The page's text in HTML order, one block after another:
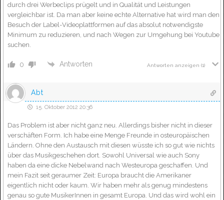
durch drei Werbeclips prügelt und in Qualität und Leistungen
vergleichbar ist. Da man aber keine echte Alternative hat wird man den
Besuch der Label-Videoplattformen auf das absolut notwendigste
Minimum zu reduzieren, und nach Wegen zur Umgehung bei Youtube
suchen.
0 Antworten Antworten anzeigen (1)
Abt
15. Oktober 2012 20:36
Das Problem ist aber nicht ganz neu. Allerdings bisher nicht in dieser
verschäften Form. Ich habe eine Menge Freunde in osteuropäischen
Ländern. Ohne den Austausch mit diesen wüsste ich so gut wie nichts
über das Musikgeschehen dort. Sowohl Universal wie auch Sony
haben da eine dicke Nebelwand nach Westeuropa geschaffen. Und
mein Fazit seit geraumer Zeit: Europa braucht die Amerikaner
eigentlich nicht oder kaum. Wir haben mehr als genug mindestens
genau so gute MusikerInnen in gesamt Europa. Und das wird wohl ein